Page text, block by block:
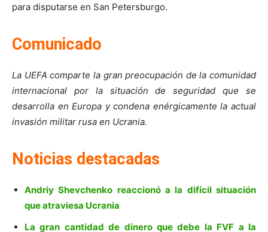
para disputarse en San Petersburgo.
Comunicado
La UEFA comparte la gran preocupación de la comunidad
internacional por la situación de seguridad que se
desarrolla en Europa y condena enérgicamente la actual
invasión militar rusa en Ucrania.
Noticias destacadas
Andriy Shevchenko reaccionó a la difícil situación
que atraviesa Ucrania
La gran cantidad de dinero que debe la FVF a la